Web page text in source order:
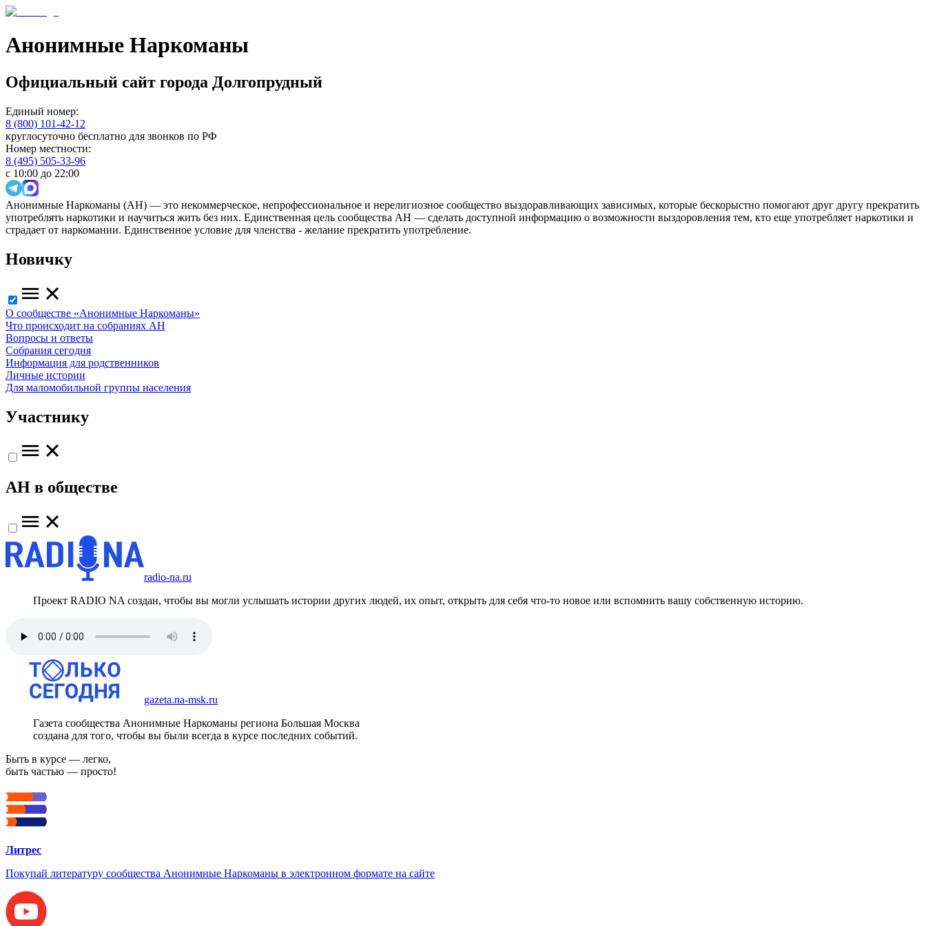
Анонимные Наркоманы
Официальный сайт города Долгопрудный
Единый номер:
8 (800) 101-42-12
круглосуточно бесплатно для звонков по РФ
Номер местности:
8 (495) 505-33-96
с 10:00 до 22:00
Анонимные Наркоманы (АН) — это некоммерческое, непрофессиональное и нерелигиозное сообщество выздоравливающих зависимых, которые бескорыстно помогают друг другу прекратить
употреблять наркотики и научиться жить без них. Единственная цель сообщества АН — сделать доступной информацию о возможности выздоровления тем, кто еще употребляет наркотики и
страдает от наркомании. Единственное условие для членства - желание прекратить употребление.
Новичку
О сообществе «Анонимные Наркоманы»
Что происходит на собраниях АН
Вопросы и ответы
Собрания сегодня
Информация для родственников
Личные истории
Для маломобильной группы населения
Участнику
АН в обществе
radio-na.ru
Проект RADIO NA создан, чтобы вы могли услышать истории других людей, их опыт, открыть для себя что-то новое или вспомнить вашу собственную историю.
gazeta.na-msk.ru
Газета сообщества Анонимные Наркоманы региона Большая Москва
создана для того, чтобы вы были всегда в курсе последних событий.
Быть в курсе — легко,
быть частью — просто!
Литрес
Покупай литературу сообщества Анонимные Наркоманы в электронном формате на сайте